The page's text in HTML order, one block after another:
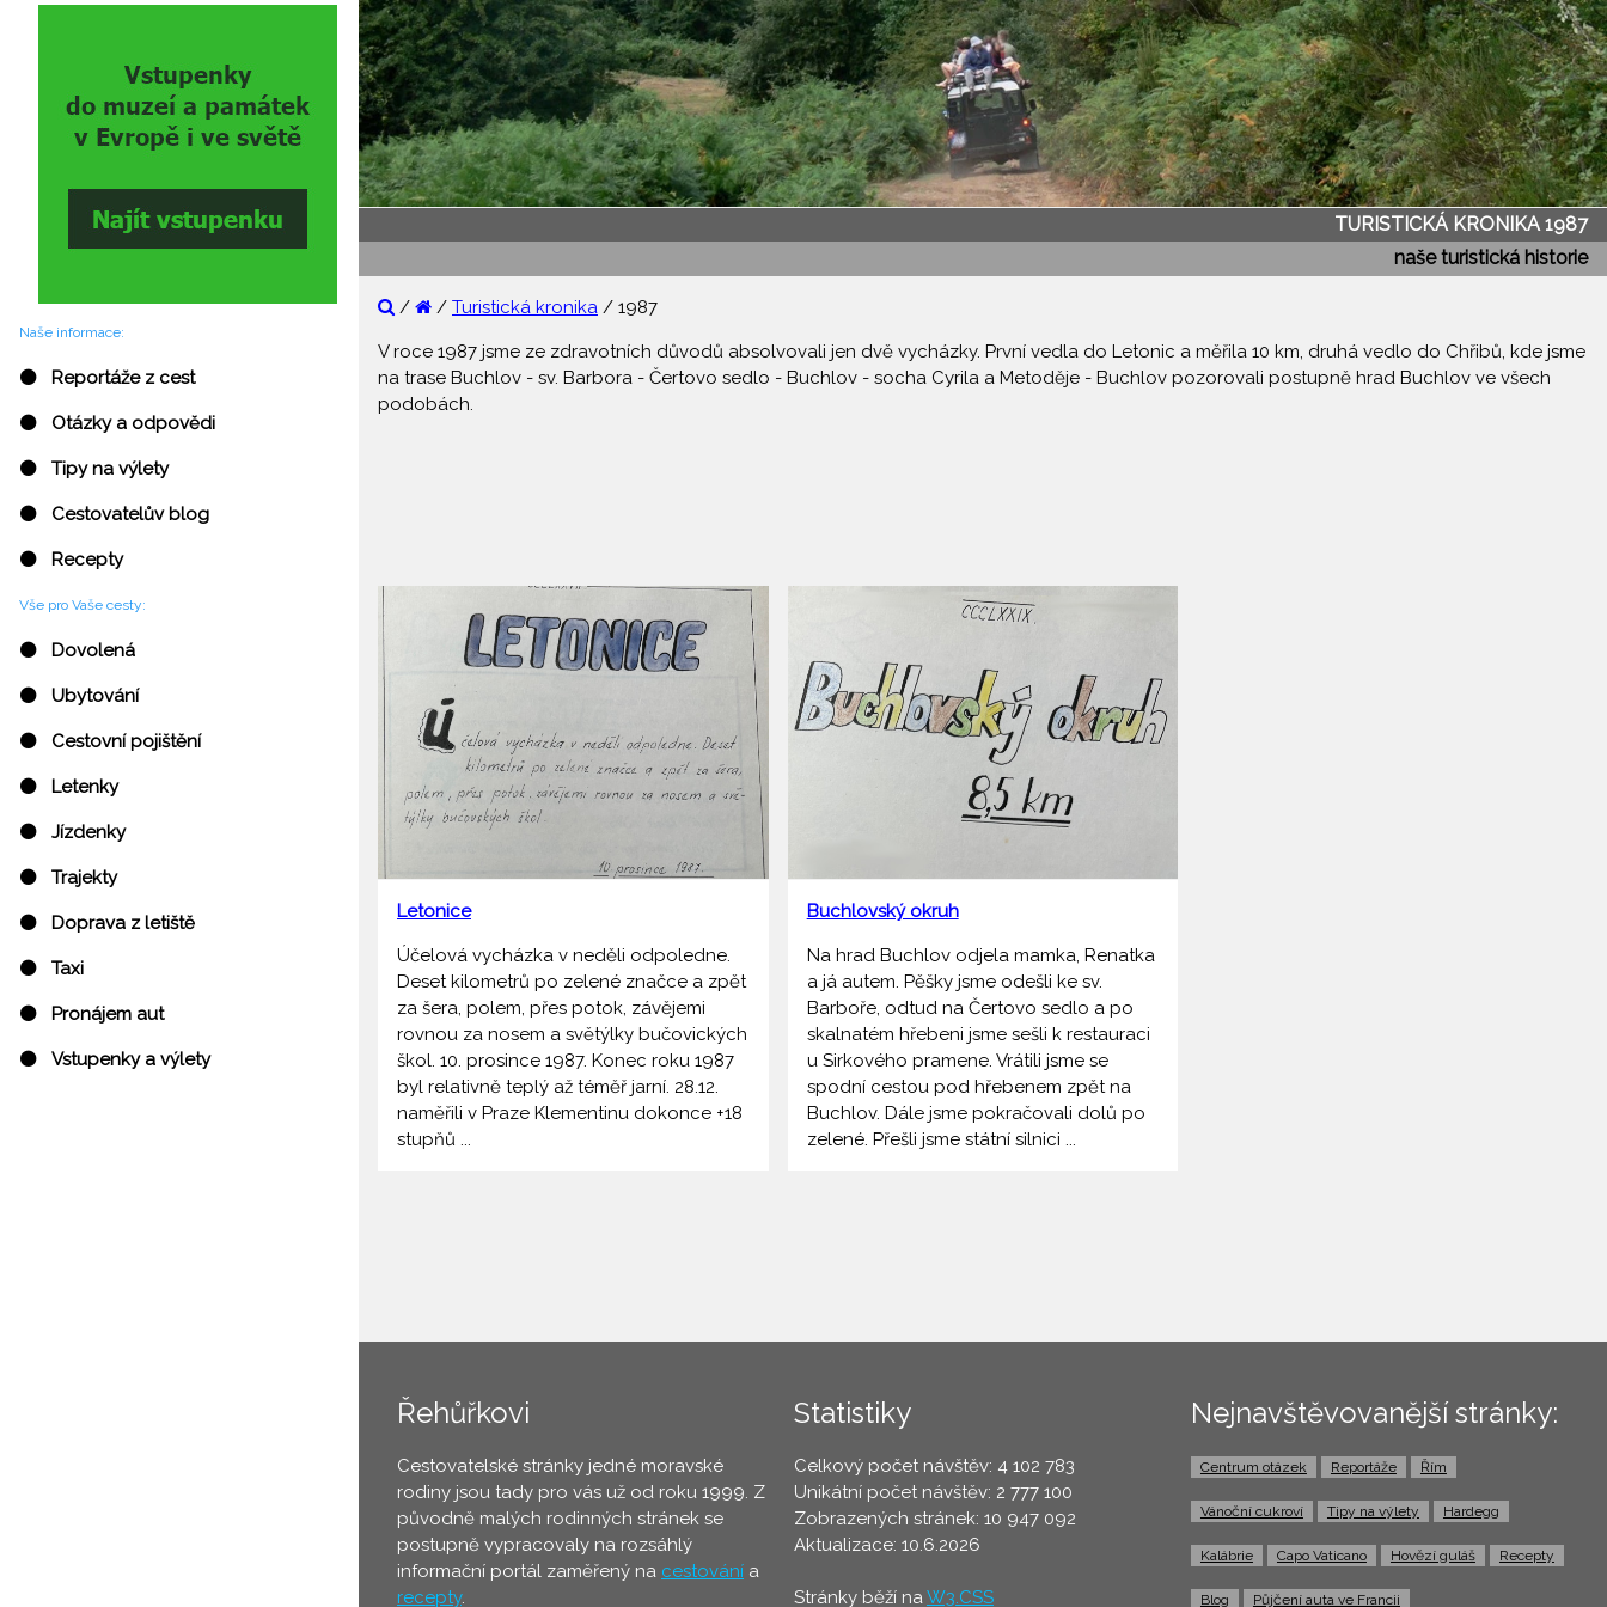
Naše informace:
⚫ Reportáže z cest
⚫ Otázky a odpovědi
⚫ Tipy na výlety
⚫ Cestovatelův blog
⚫ Recepty
Vše pro Vaše cesty:
⚫ Dovolená
⚫ Ubytování
⚫ Cestovní pojištění
⚫ Letenky
⚫ Jízdenky
⚫ Trajekty
⚫ Doprava z letiště
⚫ Taxi
⚫ Pronájem aut
⚫ Vstupenky a výlety
TURISTICKÁ KRONIKA 1987
naše turistická historie
/ / Turistická kronika / 1987
V roce 1987 jsme ze zdravotních důvodů absolvovali jen dvě vycházky. První vedla do Letonic a měřila 10 km, druhá vedlo do Chřibů, kde jsme
na trase Buchlov - sv. Barbora - Čertovo sedlo - Buchlov - socha Cyrila a Metoděje - Buchlov pozorovali postupně hrad Buchlov ve všech
podobách.
Letonice
Účelová vycházka v neděli odpoledne.
Deset kilometrů po zelené značce a zpět
za šera, polem, přes potok, závějemi
rovnou za nosem a světýlky bučovických
škol. 10. prosince 1987. Konec roku 1987
byl relativně teplý až téměř jarní. 28.12.
naměřili v Praze Klementinu dokonce +18
stupňů ...
Buchlovský okruh
Na hrad Buchlov odjela mamka, Renatka
a já autem. Pěšky jsme odešli ke sv.
Barboře, odtud na Čertovo sedlo a po
skalnatém hřebeni jsme sešli k restauraci
u Sirkového pramene. Vrátili jsme se
spodní cestou pod hřebenem zpět na
Buchlov. Dále jsme pokračovali dolů po
zelené. Přešli jsme státní silnici ...
Řehůřkovi
Cestovatelské stránky jedné moravské
rodiny jsou tady pro vás už od roku 1999. Z
původně malých rodinných stránek se
postupně vypracovaly na rozsáhlý
informační portál zaměřený na cestování a
recepty.
Statistiky
Celkový počet návštěv: 4 102 783
Unikátní počet návštěv: 2 777 100
Zobrazených stránek: 10 947 092
Aktualizace: 10.6.2026
Stránky běží naW3.CSS
Nejnavštěvovanější stránky:
Centrum otázek Reportáže Řím
Vánoční cukroví Tipy na výlety Hardegg
Kalábrie Capo Vaticano Hovězí guláš Recepty
Blog Půjčení auta ve Francii